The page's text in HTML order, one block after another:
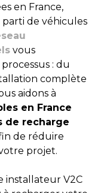
en France,
de véhicules
vous
: du
complète
aidons à
en France
de recharge
de réduire
projet.
installateur V2C